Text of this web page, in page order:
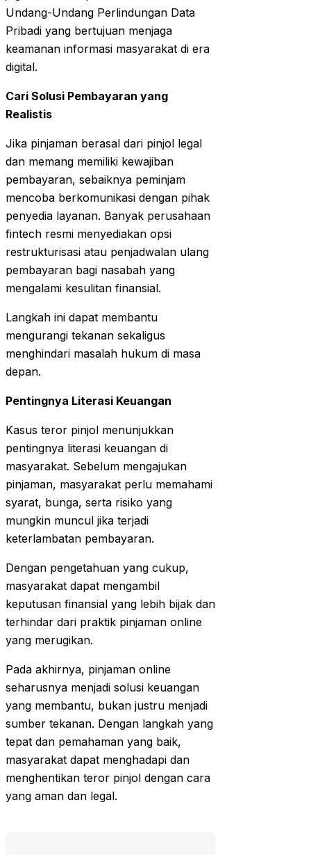
Undang-Undang Perlindungan Data
Pribadi yang bertujuan menjaga
keamanan informasi masyarakat di era
digital.
Cari Solusi Pembayaran yang
Realistis
Jika pinjaman berasal dari pinjol legal
dan memang memiliki kewajiban
pembayaran, sebaiknya peminjam
mencoba berkomunikasi dengan pihak
penyedia layanan. Banyak perusahaan
fintech resmi menyediakan opsi
restrukturisasi atau penjadwalan ulang
pembayaran bagi nasabah yang
mengalami kesulitan finansial.
Langkah ini dapat membantu
mengurangi tekanan sekaligus
menghindari masalah hukum di masa
depan.
Pentingnya Literasi Keuangan
Kasus teror pinjol menunjukkan
pentingnya literasi keuangan di
masyarakat. Sebelum mengajukan
pinjaman, masyarakat perlu memahami
syarat, bunga, serta risiko yang
mungkin muncul jika terjadi
keterlambatan pembayaran.
Dengan pengetahuan yang cukup,
masyarakat dapat mengambil
keputusan finansial yang lebih bijak dan
terhindar dari praktik pinjaman online
yang merugikan.
Pada akhirnya, pinjaman online
seharusnya menjadi solusi keuangan
yang membantu, bukan justru menjadi
sumber tekanan. Dengan langkah yang
tepat dan pemahaman yang baik,
masyarakat dapat menghadapi dan
menghentikan teror pinjol dengan cara
yang aman dan legal.